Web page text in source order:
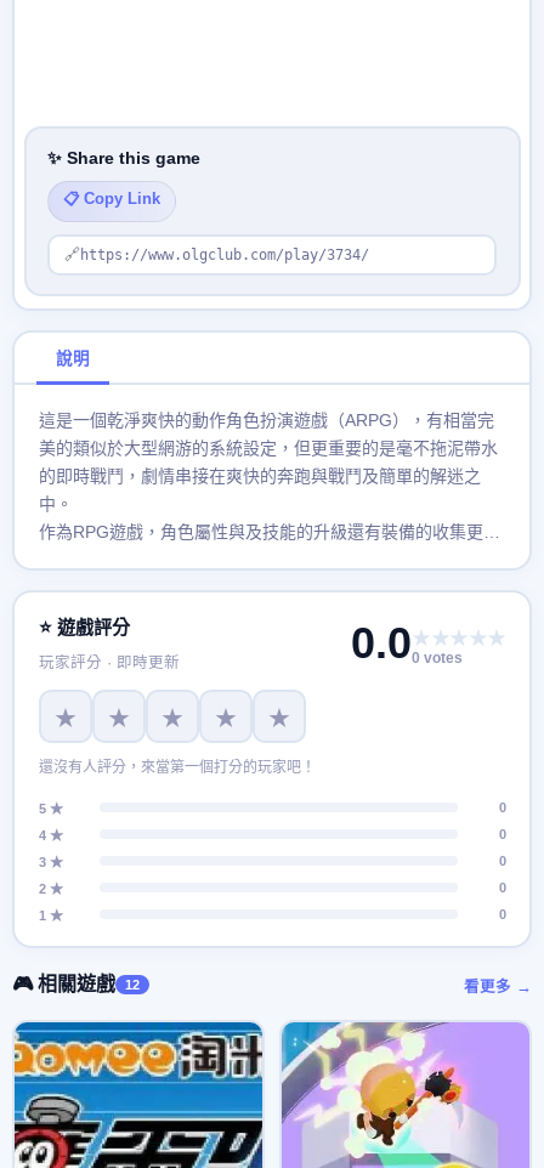
✨ Share this game
📋 Copy Link
🔗 https://www.olgclub.com/play/3734/
說明
這是一個乾淨爽快的動作角色扮演遊戲（ARPG），有相當完
美的類似於大型網游的系統設定，但更重要的是毫不拖泥帶水
的即時戰鬥，劇情串接在爽快的奔跑與戰鬥及簡單的解迷之
中。
作為RPG遊戲，角色屬性與及技能的升級還有裝備的收集更換
⭐ 遊戲評分
玩家評分 · 即時更新 0.0★★★★★
0 votes
★ ★ ★ ★ ★
還沒有人評分，來當第一個打分的玩家吧！
5 ★
0
4 ★
0
3 ★
0
2 ★
0
1 ★
0
🎮 相關遊戲 12 看更多 →